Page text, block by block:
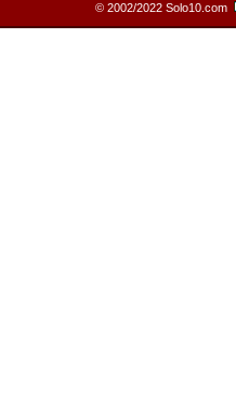
© 2002/2022 Solo10.com